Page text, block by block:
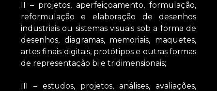
II – projetos, aperfeiçoamento, formulação,
reformulação e elaboração de desenhos
industriais ou sistemas visuais sob a forma de
desenhos, diagramas, memoriais, maquetes,
artes finais digitais, protótipos e outras formas
de representação bi e tridimensionais;
III – estudos, projetos, análises, avaliações,